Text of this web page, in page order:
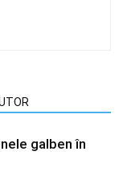
galben în